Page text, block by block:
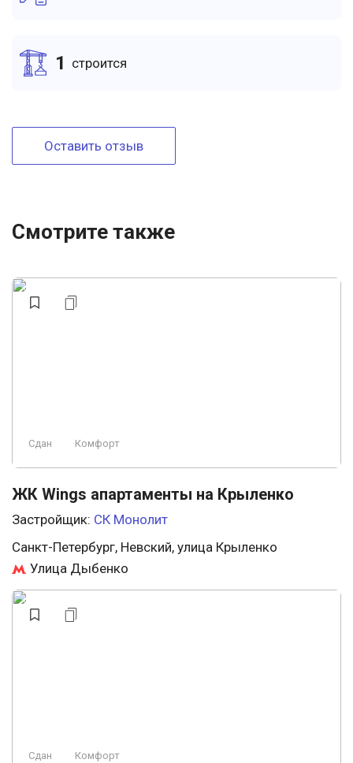
1 cтроится
Оставить отзыв
Смотрите также
Сдан Комфорт
ЖК Wings апартаменты на Крыленко
Застройщик: СК Монолит
Санкт-Петербург, Невский, улица Крыленко
Улица Дыбенко
Сдан Комфорт